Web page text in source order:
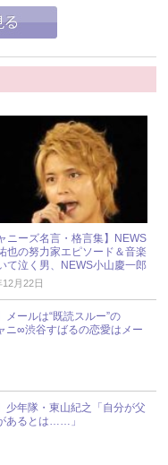
ニーズ名言・格言集】NEWS
也の努力家エピソード＆音楽
て泣く男、NEWS小山慶一郎
月22日
メールは“既読スルー”の
ニ∞渋谷すばるの恋愛はメー
少年隊・東山紀之「自分が父
あるとは……」